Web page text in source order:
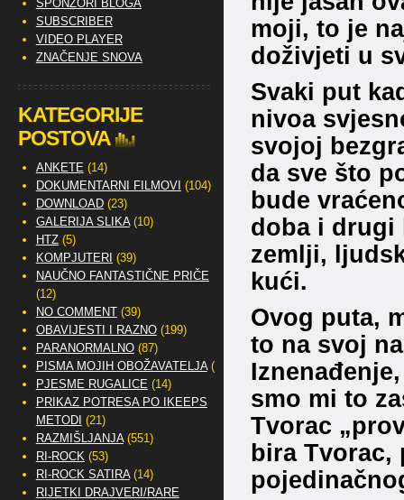
moji, to je
doživjeti u
Svaki put
nivoa
svojoj
da sve što
bude
doba i drugi
zemlji,
kući.
Ovog puta,
to na svoj
smo mi to
Tvorac
bira Tvorac,
SPONZORI BLOGA
SUBSCRIBER
VIDEO PLAYER
ZNAČENJE SNOVA
KATEGORIJE
POSTOVA
ANKETE (14)
DOKUMENTARNI FILMOVI (104)
DOWNLOAD(23)
GALERIJA SLIKA(10)
HTZ(5)
KOMPJUTERI (39)
NAUČNO FANTASTIČNE PRIČE
(12)
NO COMMENT(39)
OBAVIJESTI I RAZNO(199)
PARANORMALNO(87)
PISMA MOJIH OBOŽAVATELJA(2)
PJESME RUGALICE (14)
PRIKAZ POTRESA PO IKEEPS
METODI (21)
RAZMIŠLJANJA(551)
RI-ROCK(53)
RI-ROCK SATIRA(14)
RIJETKI DRAJVERI/RARE